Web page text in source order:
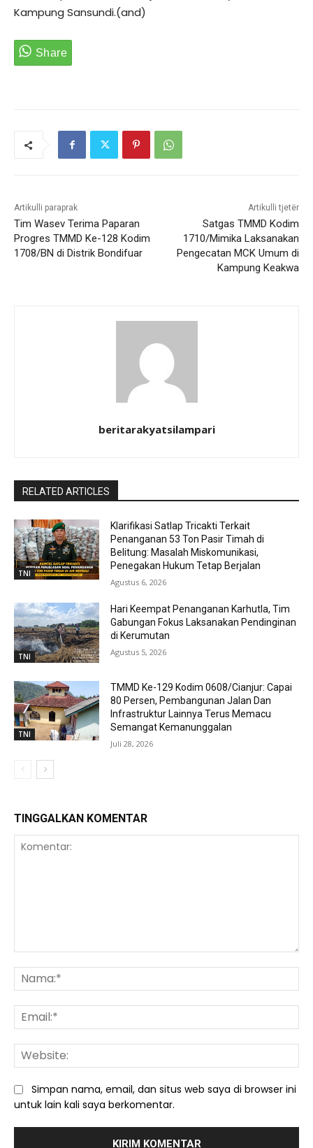
Kampung Sansundi.(and)
Artikulli paraprak
Tim Wasev Terima Paparan
Progres TMMD Ke-128 Kodim
1708/BN di Distrik Bondifuar
Artikulli tjetër
Satgas TMMD Kodim
1710/Mimika Laksanakan
Pengecatan MCK Umum di
Kampung Keakwa
beritarakyatsilampari
RELATED ARTICLES
TNI
Klarifikasi Satlap Tricakti Terkait
Penanganan 53 Ton Pasir Timah di
Belitung: Masalah Miskomunikasi,
Penegakan Hukum Tetap Berjalan
Agustus 6, 2026
TNI
Hari Keempat Penanganan Karhutla, Tim
Gabungan Fokus Laksanakan Pendinginan
di Kerumutan
Agustus 5, 2026
TNI
TMMD Ke-129 Kodim 0608/Cianjur: Capai
80 Persen, Pembangunan Jalan Dan
Infrastruktur Lainnya Terus Memacu
Semangat Kemanunggalan
Juli 28, 2026
TINGGALKAN KOMENTAR
Simpan nama, email, dan situs web saya di browser ini
untuk lain kali saya berkomentar.